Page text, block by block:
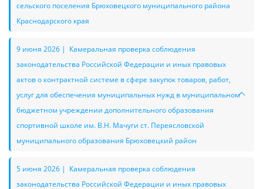
сельского поселения Брюховецкого муниципального района
Краснодарского края
9 июня 2026 | Камеральная проверка соблюдения
законодательства Российской Федерации и иных правовых
актов о контрактной системе в сфере закупок товаров, работ,
услуг для обеспечения муниципальных нужд в муниципальном
бюджетном учреждении дополнительного образования
спортивной школе им. В.Н. Мачуги ст. Переясловской
муниципального образования Брюховецкий район
5 июня 2026 | Камеральная проверка соблюдения
законодательства Российской Федерации и иных правовых